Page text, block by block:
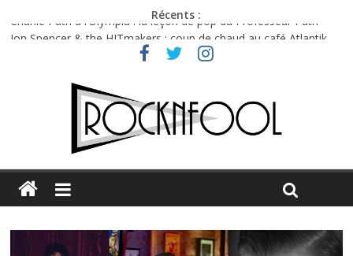
Récents :
Charlie Puth à l’Olympia : la leçon de pop du Professeur Puth
Jon Spencer & the HITmakers : coup de chaud au café Atlantik
Hellfest 2026 vendredi : température et émotions en hausse
Hellfest 2026 jeudi : impossible de choisir entre chaleur et bonne
Première édition du Midgard Festival : entre bière, métal et